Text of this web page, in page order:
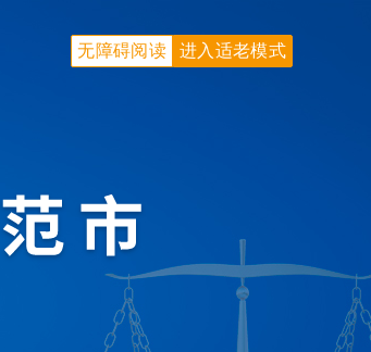
进入适老模式
无障碍阅读